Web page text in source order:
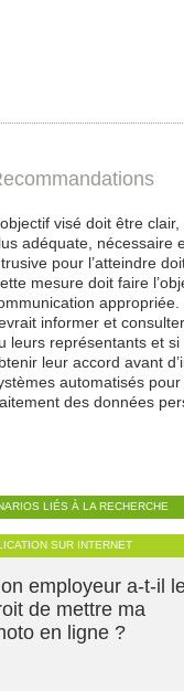
visé doit être
adéquate, nécessaire
pour l’atteindre
mesure doit faire
appropriée.
informer et
leurs représentants et si
leur accord avant
automatisés
des données
LIÉS À LA RECHERCHE
SUR INTERNET
employeur a-t-il
de mettre ma
en ligne ?